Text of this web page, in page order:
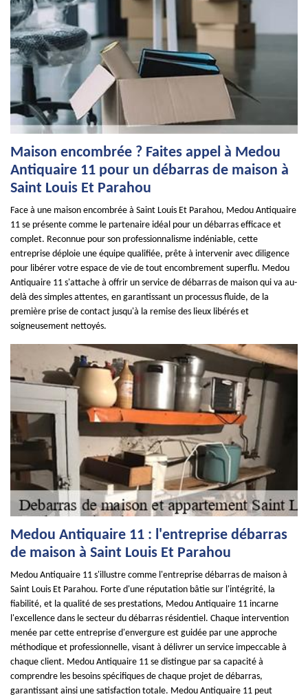
Maison encombrée ? Faites appel à Medou
Antiquaire 11 pour un débarras de maison à
Saint Louis Et Parahou
Face à une maison encombrée à Saint Louis Et Parahou, Medou Antiquaire
11 se présente comme le partenaire idéal pour un débarras efficace et
complet. Reconnue pour son professionnalisme indéniable, cette
entreprise déploie une équipe qualifiée, prête à intervenir avec diligence
pour libérer votre espace de vie de tout encombrement superflu. Medou
Antiquaire 11 s'attache à offrir un service de débarras de maison qui va au-
delà des simples attentes, en garantissant un processus fluide, de la
première prise de contact jusqu'à la remise des lieux libérés et
soigneusement nettoyés.
Medou Antiquaire 11 : l'entreprise débarras
de maison à Saint Louis Et Parahou
Medou Antiquaire 11 s'illustre comme l'entreprise débarras de maison à
Saint Louis Et Parahou. Forte d'une réputation bâtie sur l'intégrité, la
fiabilité, et la qualité de ses prestations, Medou Antiquaire 11 incarne
l'excellence dans le secteur du débarras résidentiel. Chaque intervention
menée par cette entreprise d'envergure est guidée par une approche
méthodique et professionnelle, visant à délivrer un service impeccable à
chaque client. Medou Antiquaire 11 se distingue par sa capacité à
comprendre les besoins spécifiques de chaque projet de débarras,
garantissant ainsi une satisfaction totale. Medou Antiquaire 11 peut